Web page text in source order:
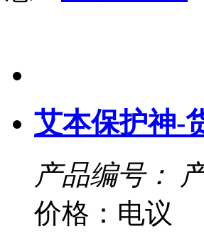
艾本保护神-
产品编号：
价格：电议